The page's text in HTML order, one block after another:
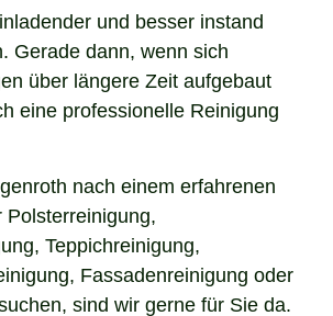
und besser instand
Gerade dann, wenn sich
über längere Zeit aufgebaut
eine professionelle Reinigung
nach einem erfahrenen
Teppichreinigung,
Fassadenreinigung oder
sind wir gerne für Sie da.